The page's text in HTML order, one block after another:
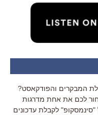
המבקרים והפודקאסט?
לכם את אחת מדרגות
לקבלת עדכונים